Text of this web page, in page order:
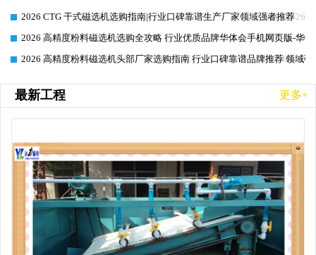
2026-06-26
2026 CTG 干式磁选机选购指南|行业口碑靠谱生产厂家领域强者推荐
2026-06-26
2026 高精度粉料磁选机选购全攻略 行业优质品牌华体会手机网页版-华
2026-06-26
2026 高精度粉料磁选机头部厂家选购指南 行业口碑靠谱品牌推荐 领域
最新工程 更多+